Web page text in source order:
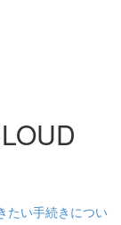
い手続きについ